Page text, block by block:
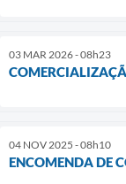
03 MAR 2026 - 08h23
04 NOV 2025 - 08h10
ENCOMENDA DE